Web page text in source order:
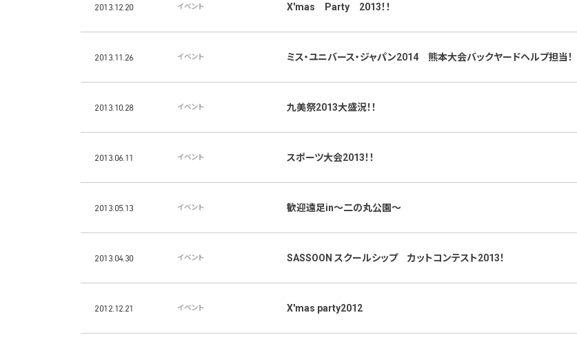
2013.12.20 イベント X'mas Party 2013！！
2013.11.26 イベント ミス・ユニバース・ジャパン2014 熊本大会バックヤードヘルプ担当！
2013.10.28 イベント 九美祭2013大盛況！！
2013.06.11 イベント スポーツ大会2013！！
2013.05.13 イベント 歓迎遠足in～二の丸公園～
2013.04.30 イベント SASSOON スクールシップ カットコンテスト2013！
2012.12.21 イベント X'mas party2012